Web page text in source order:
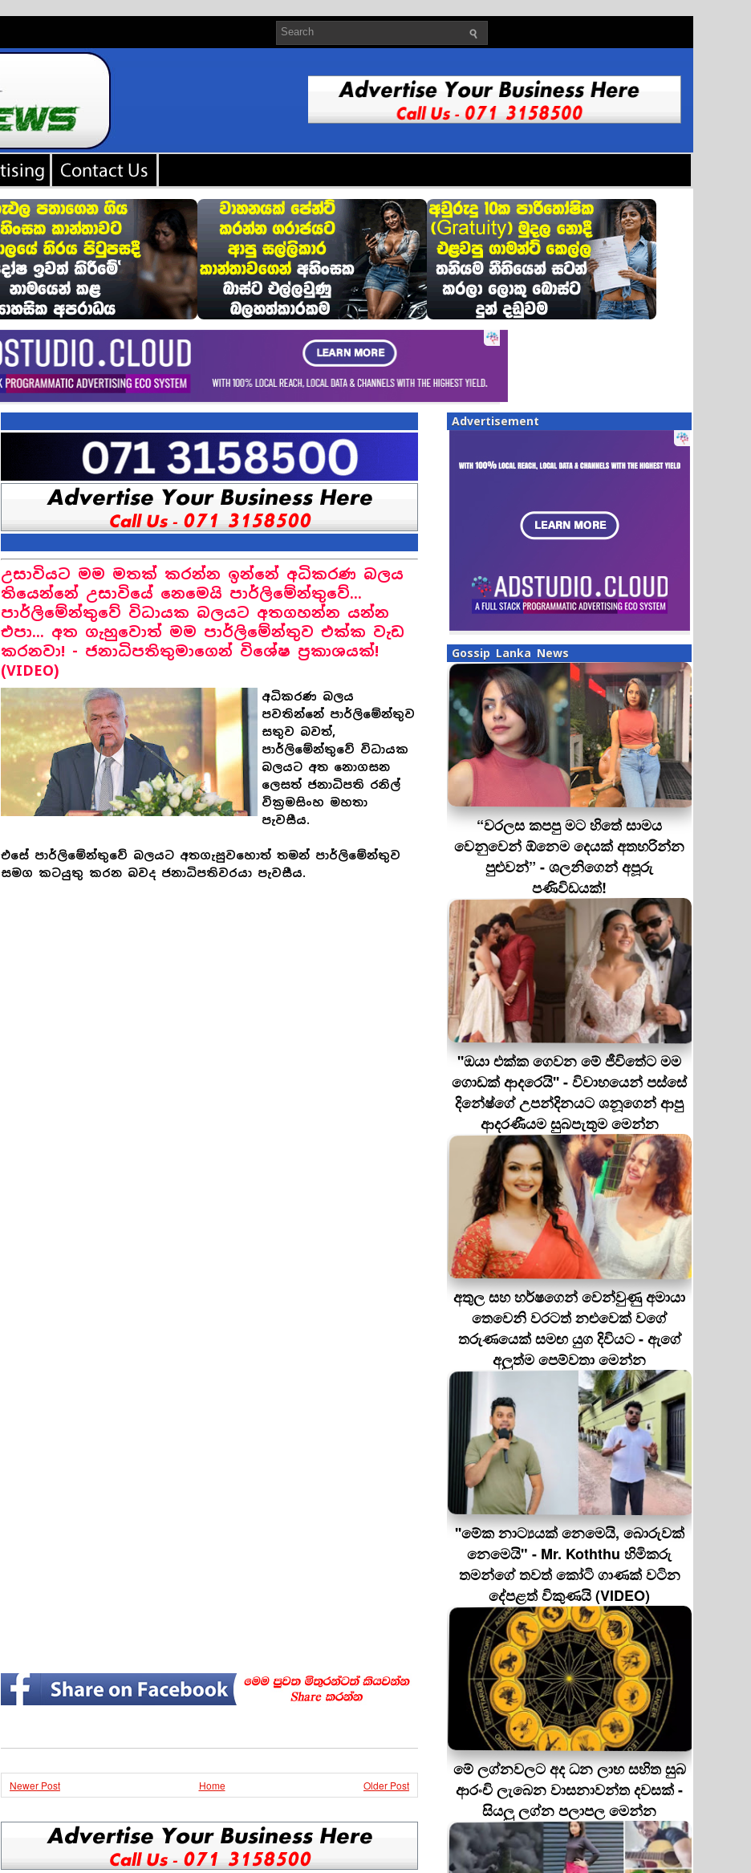
උසාවියට මම මතක් කරන්න ඉන්නේ අධිකරණ බලය
තියෙන්නේ උසාවියේ නෙමෙයි පාර්ලිමේන්තුවේ...
පාර්ලිමේන්තුවේ විධායක බලයට අතගහන්න යන්න
එපා... අත ගැහුවොත් මම පාර්ලිමේන්තුව එක්ක වැඩ
කරනවා! - ජනාධිපතිතුමාගෙන් විශේෂ ප්‍රකාශයක්!
(VIDEO)
අධිකරණ බලය
පවතින්නේ පාර්ලිමේන්තුව
සතුව බවත්,
පාර්ලිමේන්තුවේ විධායක
බලයට අත නොගසන
ලෙසත් ජනාධිපති රනිල්
වික්‍රමසිංහ මහතා
පැවසීය.
එසේ පාර්ලිමේන්තුවේ බලයට අතගැසුවහොත් තමන් පාර්ලිමේන්තුව
සමග කටයුතු කරන බවද ජනාධිපතිවරයා පැවසීය.
Newer Post Older Post
Home
Advertisement
Gossip Lanka News
“වරලස කපපු මට හිතේ සාමය
වෙනුවෙන් ඕනෙම දෙයක් අතහරින්න
පුළුවන්” - ශලනිගෙන් අපූරු
පණිවිඩයක්!
''ඔයා එක්ක ගෙවන මේ ජීවිතේට මම
ගොඩක් ආදරෙයි'' - විවාහයෙන් පස්සේ
දිනේෂ්ගේ උපන්දිනයට ශනූගෙන් ආපු
ආදරණීයම සුබපැතුම මෙන්න
අතුල සහ හර්ෂගෙන් වෙන්වුණු අමායා
තෙවෙනි වරටත් නළුවෙක් වගේ
තරුණයෙක් සමඟ යුග දිවියට - ඇගේ
අලුත්ම පෙම්වතා මෙන්න
''මේක නාට්‍යයක් නෙමෙයි, බොරුවක්
නෙමෙයි" - Mr. Koththu හිමිකරු
තමන්ගේ තවත් කෝටි ගාණක් වටින
දේපළත් විකුණයි (VIDEO)
මේ ලග්නවලට අද ධන ලාභ සහිත සුබ
ආරංචි ලැබෙන වාසනාවන්ත දවසක් -
සියලු ලග්න පලාපල මෙන්න